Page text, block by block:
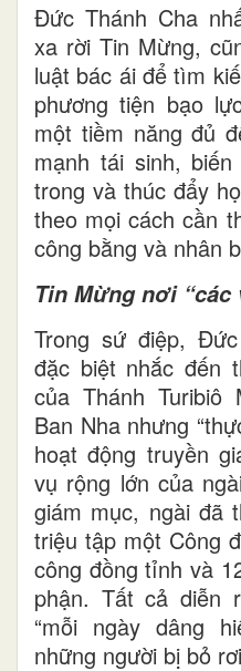
Đức Thánh Cha
xa rời Tin Mừng,
luật bác ái để tìm
phương tiện bạo
một tiềm năng đủ
mạnh tái sinh,
trong và thúc đẩy
theo mọi cách cần
công bằng và nhân
Tin Mừng nơi “các
Trong sứ điệp,
đặc biệt nhắc đến
của Thánh Turibiô
Ban Nha nhưng
hoạt động truyền
vụ rộng lớn của
giám mục, ngài đã
triệu tập một Công
công đồng tỉnh và
phận. Tất cả diễn
“mỗi ngày dâng
những người bị bỏ